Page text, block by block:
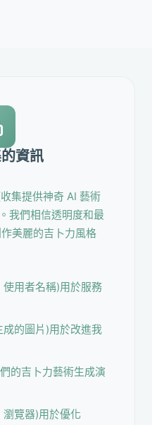
資訊
集提供神奇 AI 藝術
我們相信透明度和最
美麗的吉卜力風格
用者名稱)用於服務
的圖片)用於改進我
的吉卜力藝術生成演
覽器)用於優化